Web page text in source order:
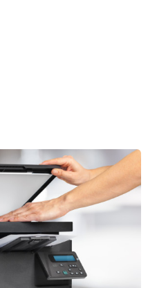
és hogyan működnek?
ritkák voltak az
az iskolákban, irodákban vagy
említett helyek túlnyomó
nyomtatók szerves
beszerzési áraiknak
azonban, hogy sokféle